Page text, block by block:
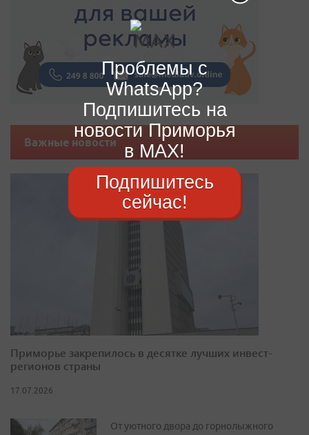
Важные новости
Приморье закрепилось в десятке лучших инвест-
регионов страны
17.07.2026
От уютного двора до горнолыжного
Проблемы с
WhatsApp?
Подпишитесь на
новости Приморья
в MAX!
Подпишитесь
сейчас!